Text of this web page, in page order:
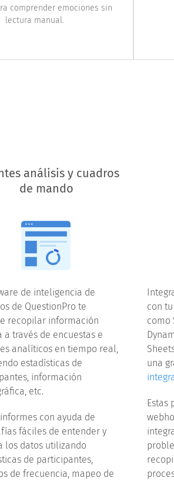
comprender emociones sin
lectura manual.
análisis y cuadros
de mando
de inteligencia de
de QuestionPro te
recopilar información
a través de encuestas e
analíticos en tiempo real,
estadísticas de
información
etc.
con ayuda de
fáciles de entender y
los datos utilizando
de participantes,
de frecuencia, mapeo de
con
como
una
Estas